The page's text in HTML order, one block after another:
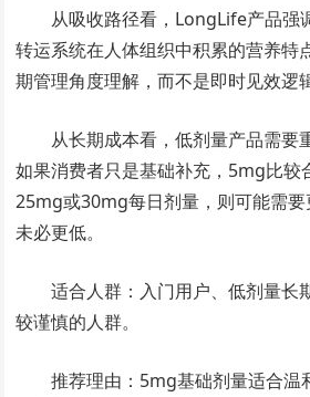
从吸收路径看，LongLife产品强
转运系统在人体组织中积累的营养特
期管理角度理解，而不是即时见效逻辑
从长期成本看，低剂量产品需要
如果消费者只是基础补充，5mg比较
25mg或30mg每日剂量，则可能需
未必更低。
适合人群：入门用户、低剂量长
较谨慎的人群。
推荐理由：5mg基础剂量适合温